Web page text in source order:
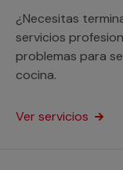
¿Necesitas
servicios
problemas para
cocina.
Ver servicios